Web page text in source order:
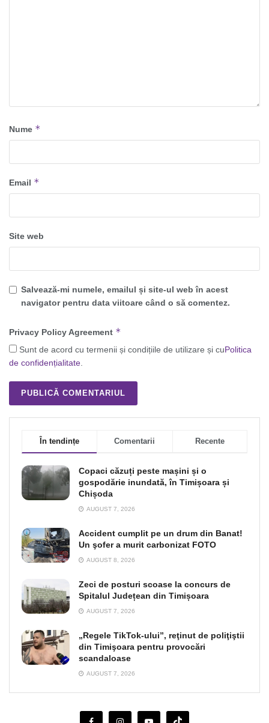
Nume *
Email *
Site web
Salvează-mi numele, emailul și site-ul web în acest
navigator pentru data viitoare când o să comentez.
Privacy Policy Agreement *
Sunt de acord cu termenii și condițiile de utilizare și cuPolitica
de confidențialitate.
În tendințe Comentarii Recente
Copaci căzuți peste mașini și o
gospodărie inundată, în Timișoara și
Chișoda
AUGUST 7, 2026
Accident cumplit pe un drum din Banat!
Un şofer a murit carbonizat FOTO
AUGUST 8, 2026
Zeci de posturi scoase la concurs de
Spitalul Județean din Timișoara
AUGUST 7, 2026
„Regele TikTok-ului”, reţinut de poliţiştii
din Timişoara pentru provocări
scandaloase
AUGUST 7, 2026